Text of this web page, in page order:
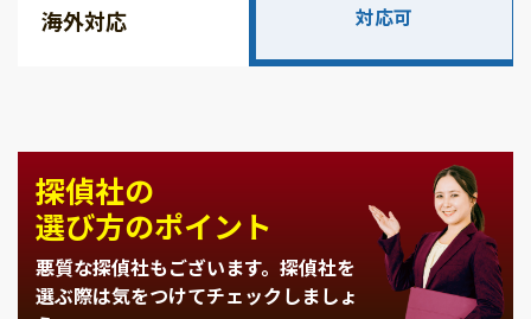
海外対応 対応可
探偵社の
選び方のポイント
悪質な探偵社もございます。 探偵社を
選ぶ際は気をつけてチェックしましょ